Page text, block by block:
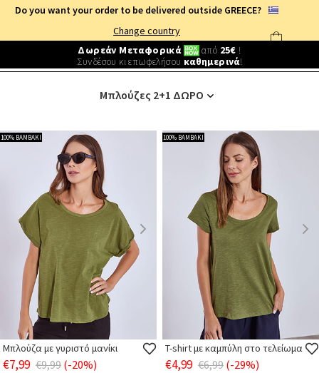
Do you want your order to be delivered outside GREECE?
Change country
Δωρεάν Μεταφορικά
από 25€ !
Συνδέσου κι επωφελήσου καθημερινά!
2+1 ΔΩΡΟ / ΜΠΛΟΥΖΕΣ
Μπλούζες 2+1 ΔΩΡΟ
100% ΒΑΜΒΑΚΙ
Μπλούζα με γυριστό μανίκι
€7,99 €9,99 (-20%)
100% ΒΑΜΒΑΚΙ
T-shirt με καμπύλη στο τελείωμα
€4,99 €6,99 (-29%)